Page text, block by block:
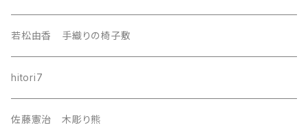
nordic
southeast Asia
east asia
若松由香 手織りの椅子敷
hitori7
佐藤憲治 木彫り熊